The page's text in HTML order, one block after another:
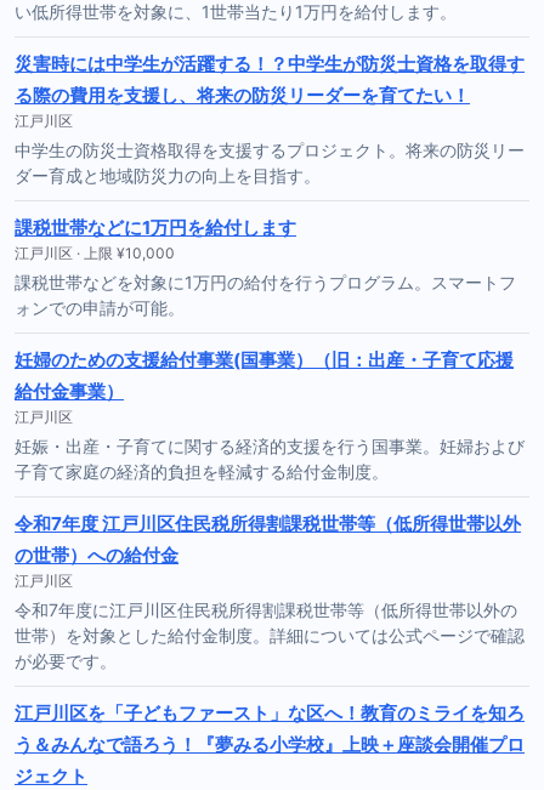
い低所得世帯を対象に、1世帯当たり1万円を給付します。
災害時には中学生が活躍する！？中学生が防災士資格を取得す
る際の費用を支援し、将来の防災リーダーを育てたい！
江戸川区
中学生の防災士資格取得を支援するプロジェクト。将来の防災リー
ダー育成と地域防災力の向上を目指す。
課税世帯などに1万円を給付します
江戸川区 · 上限 ¥10,000
課税世帯などを対象に1万円の給付を行うプログラム。スマートフ
ォンでの申請が可能。
妊婦のための支援給付事業(国事業）（旧：出産・子育て応援
給付金事業）
江戸川区
妊娠・出産・子育てに関する経済的支援を行う国事業。妊婦および
子育て家庭の経済的負担を軽減する給付金制度。
令和7年度 江戸川区住民税所得割課税世帯等（低所得世帯以外
の世帯）への給付金
江戸川区
令和7年度に江戸川区住民税所得割課税世帯等（低所得世帯以外の
世帯）を対象とした給付金制度。詳細については公式ページで確認
が必要です。
江戸川区を「子どもファースト」な区へ！教育のミライを知ろ
う＆みんなで語ろう！『夢みる小学校』上映＋座談会開催プロ
ジェクト